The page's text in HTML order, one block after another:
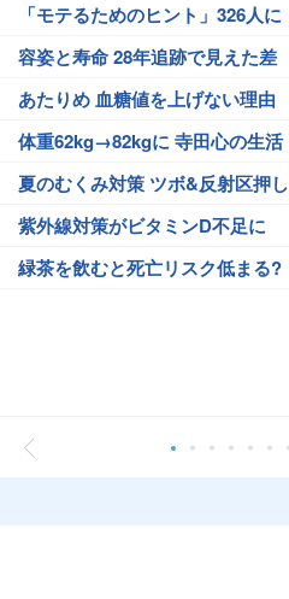
「モテるためのヒント」326人に
容姿と寿命 28年追跡で見えた差
あたりめ 血糖値を上げない理由
体重62kg→82kgに 寺田心の生活
夏のむくみ対策 ツボ&反射区押し
紫外線対策がビタミンD不足に
緑茶を飲むと死亡リスク低まる?